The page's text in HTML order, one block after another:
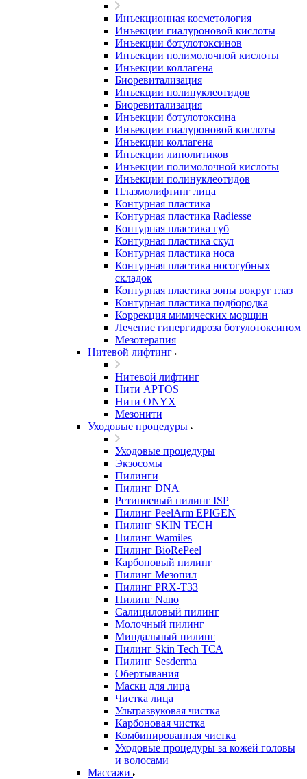
Инъекционная косметология
Инъекции гиалуроновой кислоты
Инъекции ботулотоксинов
Инъекции полимолочной кислоты
Инъекции коллагена
Биоревитализация
Инъекции полинуклеотидов
Биоревитализация
Инъекции ботулотоксина
Инъекции гиалуроновой кислоты
Инъекции коллагена
Инъекции липолитиков
Инъекции полимолочной кислоты
Инъекции полинуклеотидов
Плазмолифтинг лица
Контурная пластика
Контурная пластика Radiesse
Контурная пластика губ
Контурная пластика скул
Контурная пластика носа
Контурная пластика носогубных
складок
Контурная пластика зоны вокруг глаз
Контурная пластика подбородка
Коррекция мимических морщин
Лечение гипергидроза ботулотоксином
Мезотерапия
Нитевой лифтинг
Нитевой лифтинг
Нити APTOS
Нити ONYX
Мезонити
Уходовые процедуры
Уходовые процедуры
Экзосомы
Пилинги
Пилинг DNA
Ретиноевый пилинг ISP
Пилинг PeelArm EPIGEN
Пилинг SKIN TECH
Пилинг Wamiles
Пилинг BioRePeel
Карбоновый пилинг
Пилинг Мезопил
Пилинг PRX-T33
Пилинг Nano
Салициловый пилинг
Молочный пилинг
Миндальный пилинг
Пилинг Skin Tech ТСА
Пилинг Sesderma
Обертывания
Маски для лица
Чистка лица
Ультразвуковая чистка
Карбоновая чистка
Комбинированная чистка
Уходовые процедуры за кожей головы
и волосами
Массажи